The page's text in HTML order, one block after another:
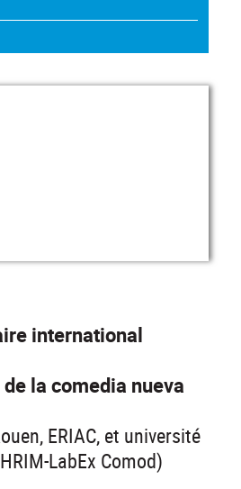
international
la comedia nueva
ERIAC, et université
LabEx Comod)